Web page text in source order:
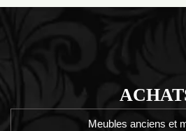
Meubles anciens et